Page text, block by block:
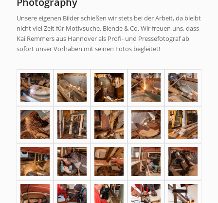
Unsere eigenen Bilder schießen wir stets bei der Arbeit, da bleibt
nicht viel Zeit für Motivsuche, Blende & Co. Wir freuen uns, dass
Kai Remmers aus Hannover als Profi- und Pressefotograf ab
sofort unser Vorhaben mit seinen Fotos begleitet!